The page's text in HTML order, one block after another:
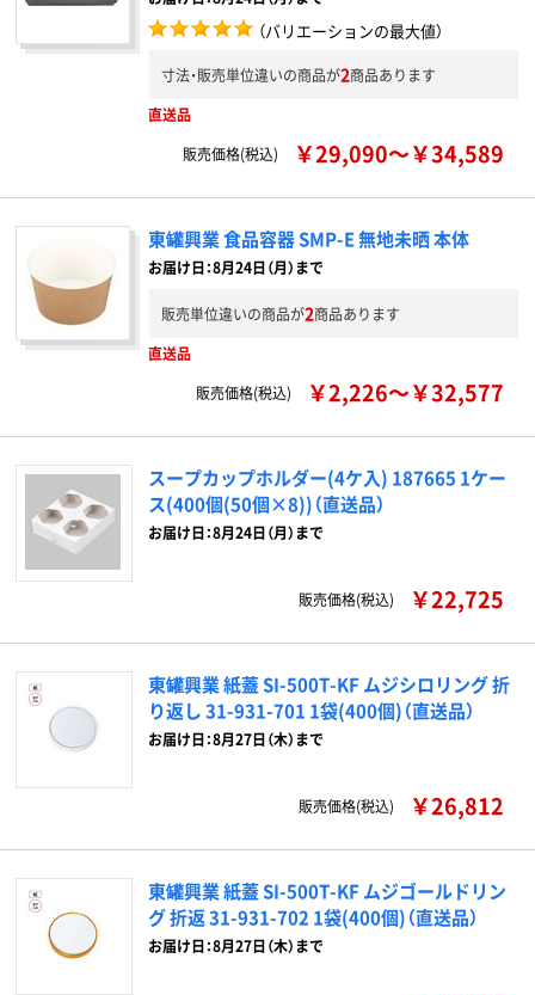
（バリエーションの最大値）
寸法・販売単位違いの商品が2商品あります
直送品
販売価格(税込)
￥29,090～￥34,589
東罐興業 食品容器 SMP-E 無地未晒 本体
お届け日：8月24日（月）まで
販売単位違いの商品が2商品あります
直送品
販売価格(税込)
￥2,226～￥32,577
スープカップホルダー(4ケ入) 187665 1ケー
ス(400個(50個×8))（直送品）
お届け日：8月24日（月）まで
販売価格(税込) ￥22,725
東罐興業 紙蓋 SI-500T-KF ムジシロリング 折
り返し 31-931-701 1袋(400個)（直送品）
お届け日：8月27日（木）まで
販売価格(税込) ￥26,812
東罐興業 紙蓋 SI-500T-KF ムジゴールドリン
グ 折返 31-931-702 1袋(400個)（直送品）
お届け日：8月27日（木）まで